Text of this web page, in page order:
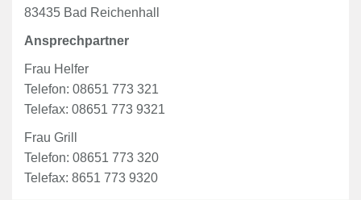
83435 Bad Reichenhall
Ansprechpartner
Frau Helfer
Telefon: 08651 773 321
Telefax: 08651 773 9321
Frau Grill
Telefon: 08651 773 320
Telefax: 8651 773 9320